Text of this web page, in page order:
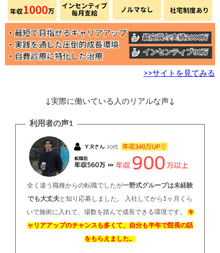
>>サイトを見てみる
↓実際に働いている人のリアルな声↓
利用者の声1
全く違う職種からの転職でしたが一野式グループは未経験
でも大丈夫と知り応募しました。 入社してから1ヶ月くら
いで施術に入れて、場数を踏んで成長できる環境です。 キ
ャリアアップのチャンスも多くて、自分も半年で院長の話
をもらえました。